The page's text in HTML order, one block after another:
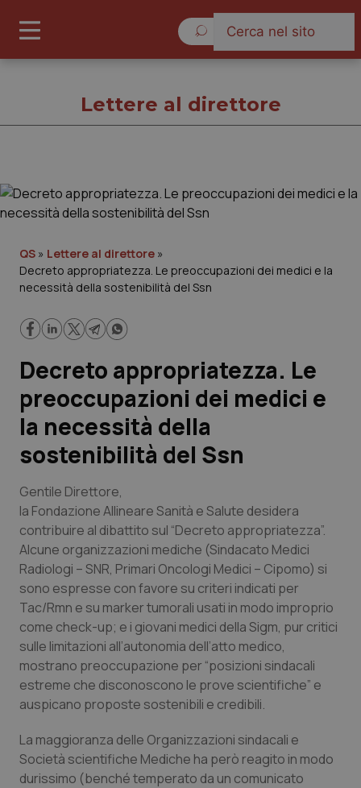
Governo e Parlamento
Regioni e Asl
Lavoro e Professioni
Scienza e Farmaci
Studi e Analisi
Lettere al direttore
Edizioni Regionali
QS Pro
Professionisti Sanitari.AI
Abruzzo
Basilicata
Calabria
Campania
QS Pro Gold
Artrite & artrosi
Asma & BPCO
Car-T
QS Club Newsletter
Lettere al direttore
QS » Lettere al direttore »
Decreto appropriatezza. Le preoccupazioni dei medici e la
necessità della sostenibilità del Ssn
Decreto appropriatezza. Le
preoccupazioni dei medici e
la necessità della
sostenibilità del Ssn
Gentile Direttore,
la Fondazione Allineare Sanità e Salute desidera
contribuire al dibattito sul “Decreto appropriatezza”.
Alcune organizzazioni mediche (Sindacato Medici
Radiologi – SNR, Primari Oncologi Medici – Cipomo) si
sono espresse con favore su criteri indicati per
Tac/Rmn e su marker tumorali usati in modo improprio
come check-up; e i giovani medici della Sigm, pur critici
sulle limitazioni all’autonomia dell’atto medico,
mostrano preoccupazione per “posizioni sindacali
estreme che disconoscono le prove scientifiche” e
auspicano proposte sostenibili e credibili.
La maggioranza delle Organizzazioni sindacali e
Società scientifiche Mediche ha però reagito in modo
durissimo (benché temperato da un comunicato